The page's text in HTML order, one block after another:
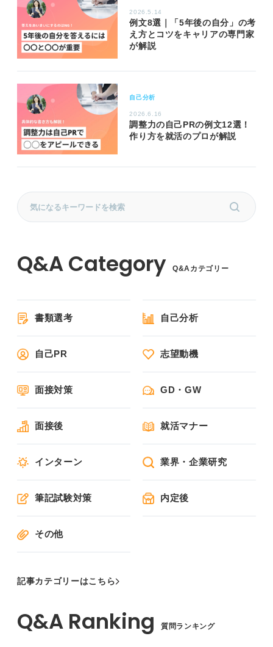
2026.5.14
例文8選｜「5年後の自分」の考
え方とコツをキャリアの専門家
が解説
自己分析
2026.6.16
調整力の自己PRの例文12選！
作り方を就活のプロが解説
Q&Aカテゴリー
書類選考 自己分析
自己PR 志望動機
面接対策 GD・GW
面接後 就活マナー
インターン 業界・企業研究
筆記試験対策 内定後
その他
記事カテゴリーはこちら
質問ランキング